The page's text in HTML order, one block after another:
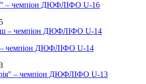
– чемпіон ДЮФЛІФО U-16
ДЮФЛІФО U-14